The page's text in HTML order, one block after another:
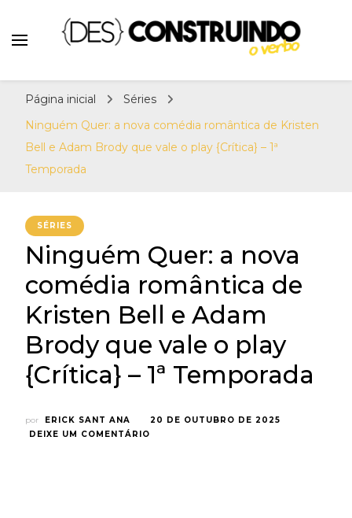
{Des}Construindo o
Verbo | Séries, Livros,
Teatro e Cinema
Desconstruindo a Cultura Pop há mais de 11
anos. Séries, Livros, Teatro e Cinema. Sinta-
se em casa! Por: Erick Sant Ana e Alison
Henrique.
Página inicial
Séries
Ninguém Quer: a nova comédia romântica de Kristen
Bell e Adam Brody que vale o play {Crítica} – 1ª
Temporada
SÉRIES
Ninguém Quer: a nova
comédia romântica de
Kristen Bell e Adam
Brody que vale o play
{Crítica} – 1ª Temporada
por ERICK SANT ANA
20 DE OUTUBRO DE 2025
DEIXE UM COMENTÁRIO